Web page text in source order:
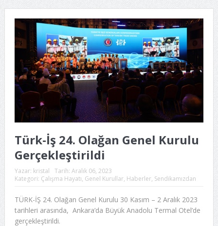
Türk-İş 24. Olağan Genel Kurulu
Gerçekleştirildi
Yazar: kristal Tarih: Aralık 06, 2023
Kategori: Çalışma Hayatı, Genel Kurullar, Haberler, Sendikamızdan
TÜRK-İŞ 24. Olağan Genel Kurulu 30 Kasım – 2 Aralık 2023
tarihleri arasında, Ankara’da Büyük Anadolu Termal Otel’de
gerçekleştirildi.